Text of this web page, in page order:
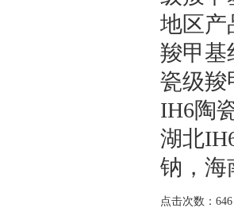
地区
羧甲基
瓷级羧
IH6陶
湖北
钠 ， 海
点击次数： 646